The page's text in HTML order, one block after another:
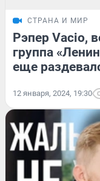
СТРАНА И МИР
Рэпер Vacio,
группа
еще
12 января, 2024, 19:30